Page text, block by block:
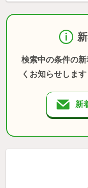
検索中の条件の
くお知らせします
新